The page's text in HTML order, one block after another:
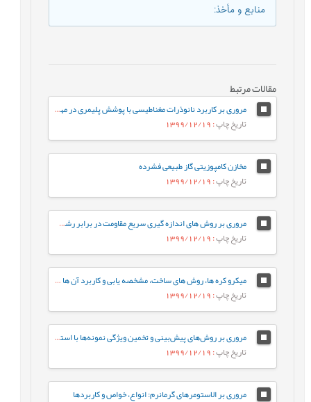
منابع و مأخذ:
مقالات مرتبط
مروری بر کاربرد نانوذرات مغناطیسی با پوشش پلیمری در مهندسی بافت
تاریخ چاپ: 1399/12/19
مخازن کامپوزیتی گاز طبیعی فشرده
تاریخ چاپ: 1399/12/19
مروری بر روش های اندازه گیری سریع مقاومت در برابر رشد آهسته ترک پلی اتیلن سنگین
تاریخ چاپ: 1399/12/19
میکرو کره ها، روش های ساخت، مشخصه يابی و کاربرد آن ها در دارورسانی
تاریخ چاپ: 1399/12/19
مروری بر روش‌های پیش‌بینی و تخمین ویژگی نمونه‌ها با استفاده از روش‌های تجزیه‌ای و الگوریتم‌های یادگیری ماشین
تاریخ چاپ: 1399/12/19
مروری بر الاستومرهای گرمانرم: انواع، خواص و کاربردها